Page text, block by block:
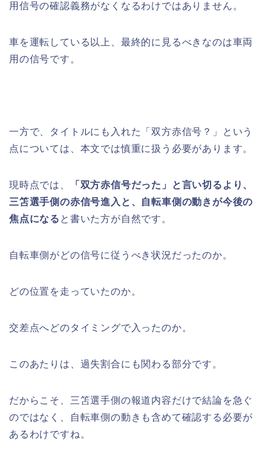
用信号の確認義務がなくなるわけではありません。
車を運転している以上、最終的に見るべきなのは車両
用の信号です。
一方で、タイトルにも入れた「双方赤信号？」という
点については、本文では慎重に扱う必要があります。
現時点では、
「双方赤信号だった」と言い切るより、
三笘選手側の赤信号進入と、自転車側の動きが今後の
焦点になる と書いた方が自然です。
自転車側がどの信号に従うべき状況だったのか。
どの位置を走っていたのか。
交差点へどのタイミングで入ったのか。
このあたりは、過失割合にも関わる部分です。
だからこそ、三笘選手側の報道内容だけで結論を急ぐ
のではなく、自転車側の動きも含めて確認する必要が
あるわけですね。